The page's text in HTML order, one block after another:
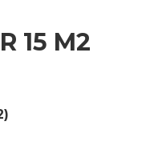
15 M2